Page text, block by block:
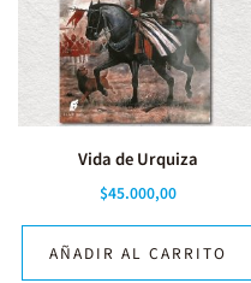
Vida de Urquiza
$45.000,00
AÑADIR AL CARRITO